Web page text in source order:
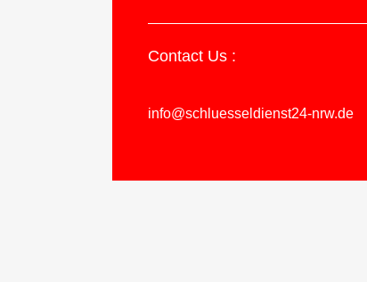
Contact Us :
info@schluesseldienst24-nrw.de